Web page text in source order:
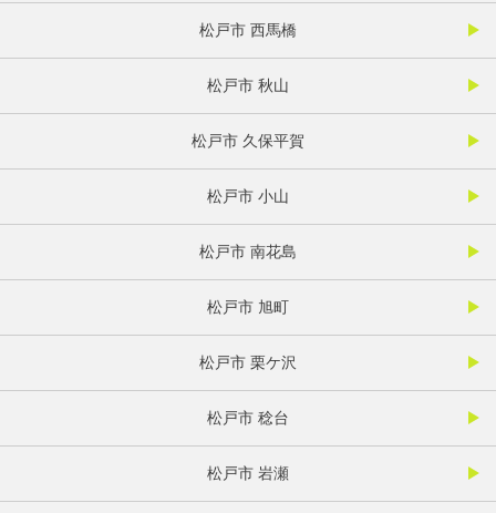
松戸市 西馬橋
松戸市 秋山
松戸市 久保平賀
松戸市 小山
松戸市 南花島
松戸市 旭町
松戸市 栗ケ沢
松戸市 稔台
松戸市 岩瀬